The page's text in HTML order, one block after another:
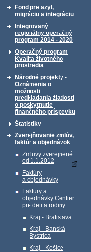
Fond pre azyl,
migráciu a integráciu
Integrovaný
regionálny operačný
program 2014 - 2020
Operačný program
Kvalita životného
prostredia
Národné projekty -
Oznámenia o
možnosti
predkladania žiadostí
o poskytnutie
finančného príspevku
Štatistiky
Zverejňovanie zmlúv,
faktúr a objednávok
Zmluvy zverejnené
od 1.1.2012
Faktúry
a objednávky
Faktúry a
objednávky Centier
pre deti a rodiny
Kraj - Bratislava
Kraj - Banská
Bystrica
Kraj - Košice